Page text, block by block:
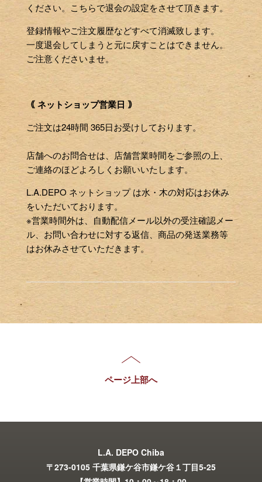
ください。こちらで退会の設定をさせて頂きます。
登録情報やご注文履歴などすべて消滅致します。
一度退会してしまうと元に戻すことはできません。
ご注意くださいませ。
｟ ネットショップ営業日 ｠
ご注文は24時間 365日お受けしております。
店舗へのお問合せは、店舗営業時間をご参照の上、
ご連絡のほどよろしくお願いいたします。
L.A.DEPO ネットショップ は水・木の対応はお休み
をいただいております。
※営業時間外は、自動配信メール以外の受注確認メー
ル、お問い合わせに対する返信、商品の発送業務等
はお休みさせていただきます。
ページ上部へ
L.A. DEPO Chiba
〒273-0105 千葉県鎌ケ谷市鎌ケ谷１丁目5-25